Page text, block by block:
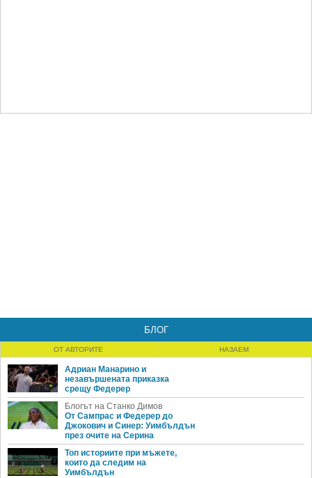
БЛОГ
ОТ АВТОРИТЕ НАЗАЕМ
Адриан Манарино и
незавършената приказка
срещу Федерер
Блогът на Станко Димов
От Сампрас и Федерер до
Джокович и Синер: Уимбълдън
през очите на Серина
Топ историите при мъжете,
които да следим на
Уимбълдън